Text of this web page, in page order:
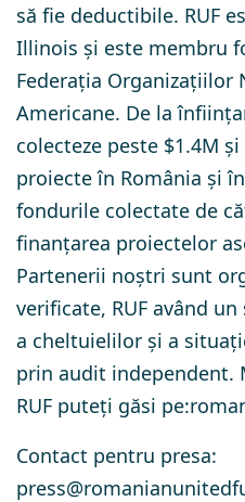
să fie deductibile. RUF
Illinois și este membru
Federația Organizațiilor
Americane. De la
colecteze peste $1.4M
proiecte în România și
fondurile colectate de
finanțarea proiectelor
Partenerii noștri sunt
verificate, RUF având
a cheltuielilor și a
prin audit independent.
RUF puteți găsi
Contact pentru presa: